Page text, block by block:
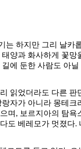
하지만 그리 날
양과 화사하게 꽃
에 둔한 사람도 아
읽었더라도 다른
자가 아니라 몽테
며, 보르지아의 탐
도 베레모가 멋졌다